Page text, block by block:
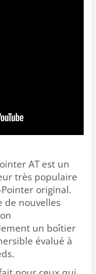
AT est un
très populaire
original.
de nouvelles
un boîtier
évalué à